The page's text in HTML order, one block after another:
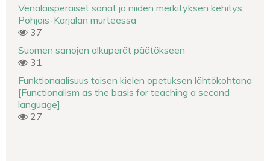
Venäläisperäiset sanat ja niiden merkityksen kehitys
Pohjois-Karjalan murteessa
37
Suomen sanojen alkuperät päätökseen
31
Funktionaalisuus toisen kielen opetuksen lähtökohtana
[Functionalism as the basis for teaching a second
language]
27